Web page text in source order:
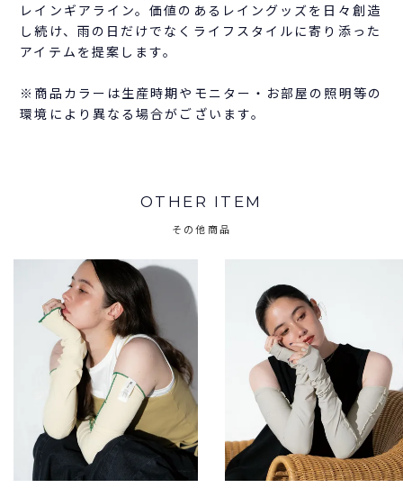
レインギアライン。価値のあるレイングッズを日々創造
し続け、雨の日だけでなくライフスタイルに寄り添った
アイテムを提案します。
※商品カラーは生産時期やモニター・お部屋の照明等の
環境により異なる場合がございます。
OTHER ITEM
その他商品